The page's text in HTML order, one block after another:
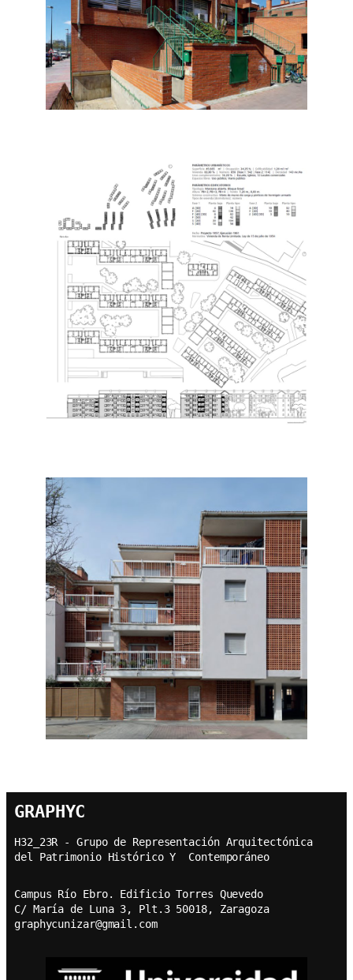
GRAPHYC
H32_23R - Grupo de Representación Arquitectónica
del Patrimonio Histórico Y  Contemporáneo
Campus Río Ebro. Edificio Torres Quevedo
C/ María de Luna 3, Plt.3 50018, Zaragoza
graphycunizar@gmail.com